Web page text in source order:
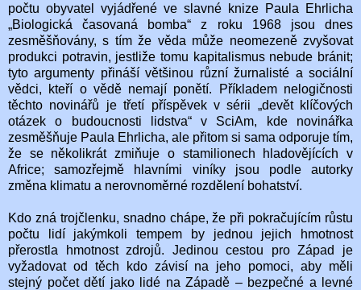
počtu obyvatel vyjádřené ve slavné knize Paula Ehrlicha
„Biologická časovaná bomba“ z roku 1968 jsou dnes
zesměšňovány, s tím že věda může neomezeně zvyšovat
produkci potravin, jestliže tomu kapitalismus nebude bránit;
tyto argumenty přináší většinou různí žurnalisté a sociální
vědci, kteří o vědě nemají ponětí. Příkladem nelogičnosti
těchto novinářů je třetí příspěvek v sérii „devět klíčových
otázek o budoucnosti lidstva“ v SciAm, kde novinářka
zesměšňuje Paula Ehrlicha, ale přitom si sama odporuje tím,
že se několikrát zmiňuje o stamilionech hladovějících v
Africe; samozřejmě hlavními viníky jsou podle autorky
změna klimatu a nerovnoměrné rozdělení bohatství.
Kdo zná trojčlenku, snadno chápe, že při pokračujícím růstu
počtu lidí jakýmkoli tempem by jednou jejich hmotnost
přerostla hmotnost zdrojů. Jedinou cestou pro Západ je
vyžadovat od těch kdo závisí na jeho pomoci, aby měli
stejný počet dětí jako lidé na Západě – bezpečné a levné